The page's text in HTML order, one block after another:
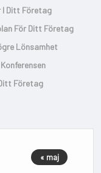
I Ditt Företag
För Ditt Företag
Lönsamhet
Företag
« maj